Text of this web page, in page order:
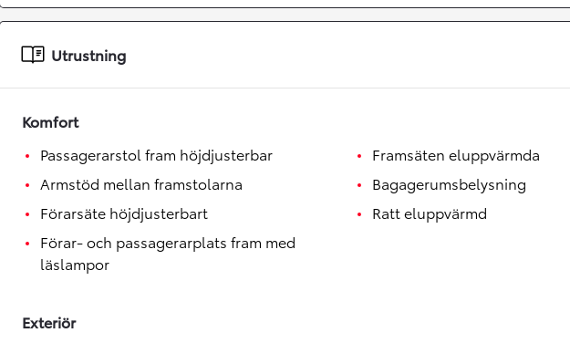
Toyota GR Supra
Utrustning
Komfort
Passagerarstol fram höjdjusterbar
Armstöd mellan framstolarna
Förarsäte höjdjusterbart
Förar- och passagerarplats fram med
läslampor
Framsäten eluppvärmda
Bagagerumsbelysning
Ratt eluppvärmd
Exteriör